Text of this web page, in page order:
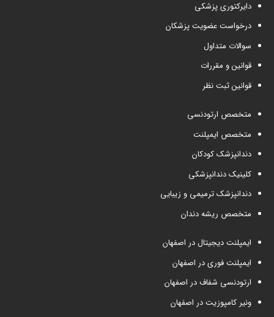
دایرکتوری پزشکی
درخواست عضویت پزشکان
سوالات متداول
قوانین و مقررات
قوانین ثبت نظر
متخصص ارتودنسی
متخصص ایمپلنت
دندانپزشک کودکان
کلینیک دندانپزشکی
دندانپزشک ترمیمی و زیبایی
متخصص ریشه دندان
ایمپلنت دیجیتال در اصفهان
ایمپلنت فوری در اصفهان
ارتودنسی شفاف در اصفهان
ونیر کامپوزیت در اصفهان